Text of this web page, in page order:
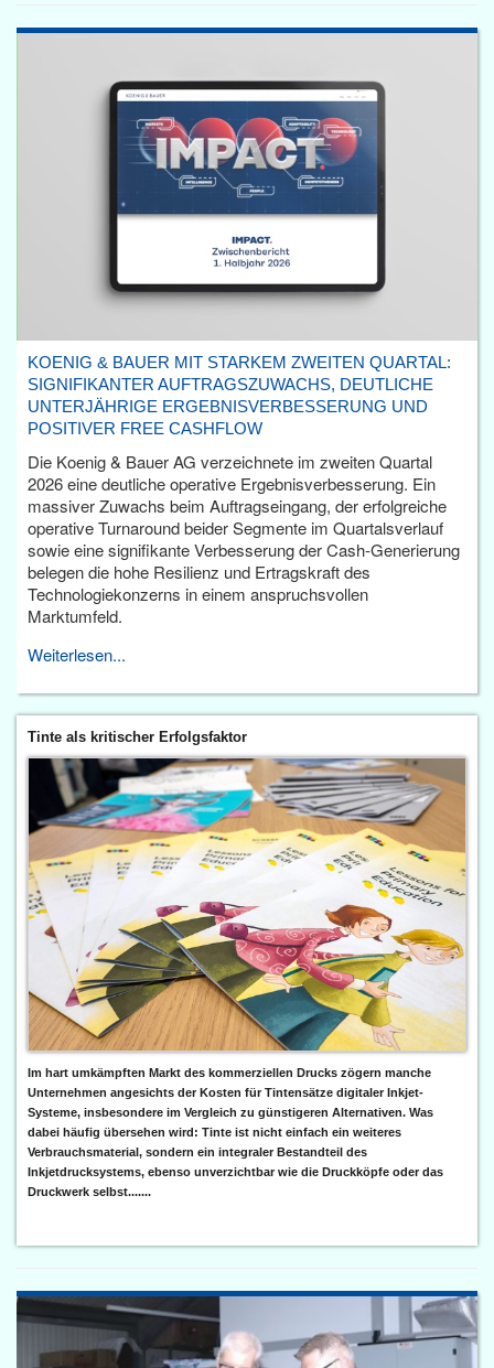
KOENIG & BAUER MIT STARKEM ZWEITEN QUARTAL:
SIGNIFIKANTER AUFTRAGSZUWACHS, DEUTLICHE
UNTERJÄHRIGE ERGEBNISVERBESSERUNG UND
POSITIVER FREE CASHFLOW
Die Koenig & Bauer AG verzeichnete im zweiten Quartal
2026 eine deutliche operative Ergebnisverbesserung. Ein
massiver Zuwachs beim Auftragseingang, der erfolgreiche
operative Turnaround beider Segmente im Quartalsverlauf
sowie eine signifikante Verbesserung der Cash-Generierung
belegen die hohe Resilienz und Ertragskraft des
Technologiekonzerns in einem anspruchsvollen
Marktumfeld.
Weiterlesen...
Tinte als kritischer Erfolgsfaktor
Im hart umkämpften Markt des kommerziellen Drucks zögern manche
Unternehmen angesichts der Kosten für Tintensätze digitaler Inkjet-
Systeme, insbesondere im Vergleich zu günstigeren Alternativen. Was
dabei häufig übersehen wird: Tinte ist nicht einfach ein weiteres
Verbrauchsmaterial, sondern ein integraler Bestandteil des
Inkjetdrucksystems, ebenso unverzichtbar wie die Druckköpfe oder das
Druckwerk selbst.......